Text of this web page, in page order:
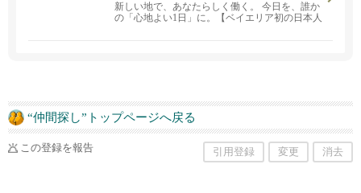
新しい地で、あなたらしく働く。 今日を、誰か
の「心地よい1日」に。【ベイエリア初の日本人
“仲間探し”トップページへ戻る
この登録を報告 引用登録 変更 消去